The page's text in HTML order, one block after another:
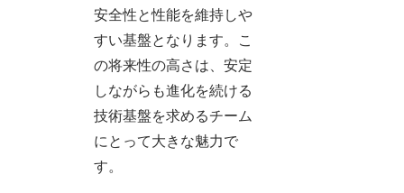
安全性と性能を維持しや
すい基盤となります。こ
の将来性の高さは、安定
しながらも進化を続ける
技術基盤を求めるチーム
にとって大きな魅力で
す。